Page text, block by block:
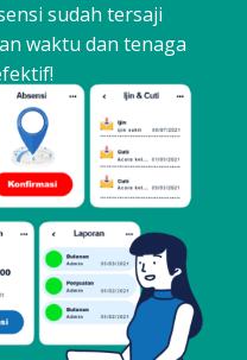
sudah tersaji
waktu dan tenaga